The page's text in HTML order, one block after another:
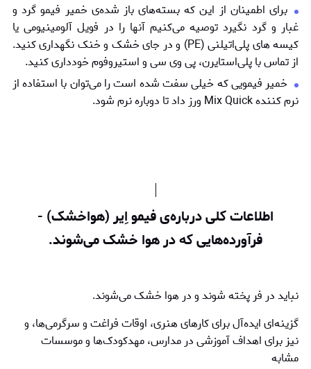
برای اطمینان از این که بسته‌های باز شده‌ی خمیر فیمو گرد و
غبار و گرد نگیرد توصیه می‌کنیم آنها را در فویل آلومینیومی یا
کیسه های پلی‌اتیلنی (PE) و در جای خشک و خنک نگهداری کنید.
از تماس با پلی‌استایرن، پی وی سی و استیروفوم خودداری کنید.
خمیر فیمویی که خیلی سفت شده است را می‌توان با استفاده از
نرم کننده Mix Quick ورز داد تا دوباره نرم شود.
اطلاعات کلی درباره‌ی فیمو اِیر (هواخشک) -
فرآورده‌هایی که در هوا خشک می‌شوند.
نباید در فر پخته شوند و در هوا خشک می‌شوند.
گزینه‌ای ایده‌آل برای کارهای هنری، اوقات فراغت و سرگرمی‌ها، و
نیز برای اهداف آموزشی در مدارس، مهدکودک‌ها و موسسات
مشابه